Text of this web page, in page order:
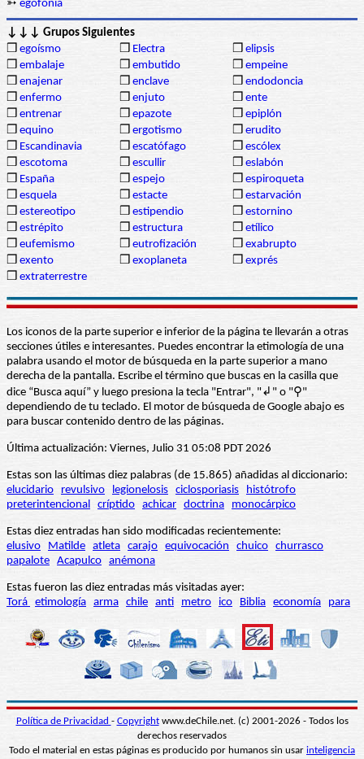
➳ egofonía
↓↓↓ Grupos Siguientes
❒ egoísmo ❒ Electra ❒ elipsis
❒ embalaje ❒ embutido ❒ empeine
❒ enajenar ❒ enclave ❒ endodoncia
❒ enfermo ❒ enjuto ❒ ente
❒ entrenar ❒ epazote ❒ epiplón
❒ equino ❒ ergotismo ❒ erudito
❒ Escandinavia ❒ escatófago ❒ escólex
❒ escotoma ❒ escullir ❒ eslabón
❒ España ❒ espejo ❒ espiroqueta
❒ esquela ❒ estacte ❒ estarvación
❒ estereotipo ❒ estipendio ❒ estornino
❒ estrépito ❒ estructura ❒ etílico
❒ eufemismo ❒ eutrofización ❒ exabrupto
❒ exento ❒ exoplaneta ❒ exprés
❒ extraterrestre
Los iconos de la parte superior e inferior de la página te llevarán a otras
secciones útiles e interesantes. Puedes encontrar la etimología de una
palabra usando el motor de búsqueda en la parte superior a mano
derecha de la pantalla. Escribe el término que buscas en la casilla que
dice “Busca aquí” y luego presiona la tecla "Entrar", "↲" o "⚲"
dependiendo de tu teclado. El motor de búsqueda de Google abajo es
para buscar contenido dentro de las páginas.
Última actualización: Viernes, Julio 31 05:08 PDT 2026
Estas son las últimas diez palabras (de 15.865) añadidas al diccionario:
elucidario
revulsivo legionelosis ciclosporiasis
histótrofo
preterintencional críptido achicar doctrina monocárpico
Estas diez entradas han sido modificadas recientemente:
elusivo
Matilde atleta carajo equivocación chuico churrasco
papalote Acapulco anémona
Estas fueron las diez entradas más visitadas ayer:
Torá etimología arma chile anti metro ico Biblia economía para
Política de Privacidad - Copyrightwww.deChile.net. (c) 2001-2026 - Todos los
derechos reservados
Todo el material en estas páginas es producido por humanos sin usar inteligencia